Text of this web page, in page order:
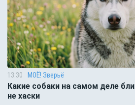
13:30 МОЁ! Зверьё
Какие собаки на самом деле
не хаски